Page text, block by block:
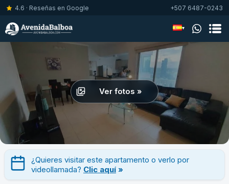
4.6 · Reseñas en Google +507 6487-0243
▾
Ver fotos »
¿Quieres visitar este apartamento o verlo por
videollamada? Clic aquí »